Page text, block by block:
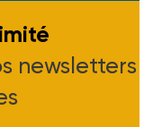
newsletters